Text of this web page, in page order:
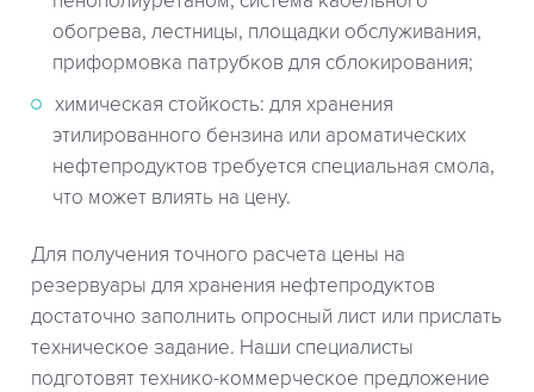
обогрева, лестницы, площадки обслуживания,
приформовка патрубков для сблокирования;
химическая стойкость: для хранения
этилированного бензина или ароматических
нефтепродуктов требуется специальная смола,
что может влиять на цену.
Для получения точного расчета цены на
резервуары для хранения нефтепродуктов
достаточно заполнить опросный лист или прислать
техническое задание. Наши специалисты
подготовят технико-коммерческое предложение